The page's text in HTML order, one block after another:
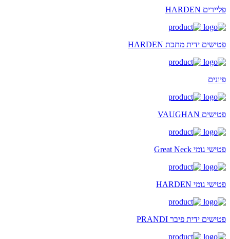
פליירים HARDEN
פטישים ידית מתכת HARDEN
פיונים
פטישים VAUGHAN
פטישי גומי Great Neck
פטישי גומי HARDEN
פטישים ידית פיבר PRANDI